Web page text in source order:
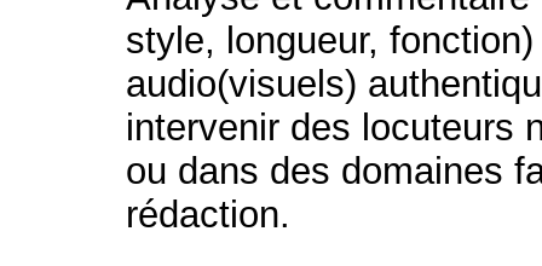
style, longueur,
audio(visuels)
intervenir des locuteurs
ou dans des domaines
rédaction.